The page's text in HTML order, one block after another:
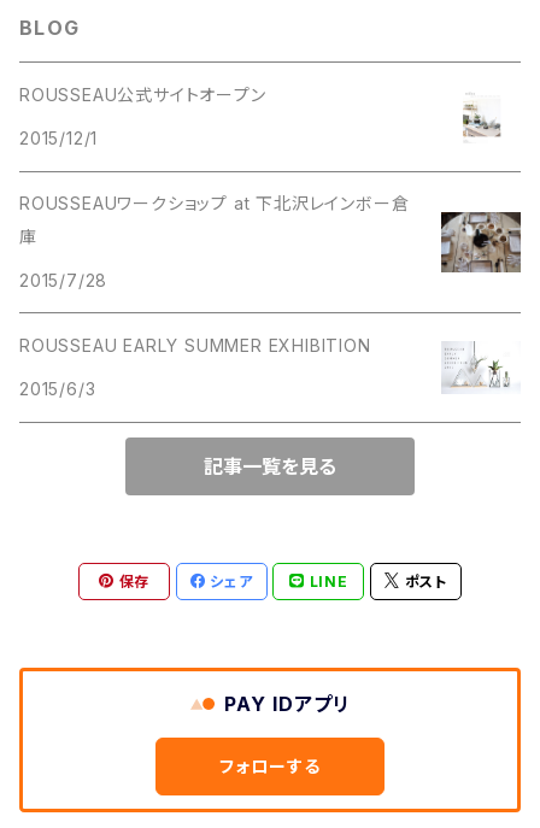
BLOG
ROUSSEAU公式サイトオープン
2015/12/1
ROUSSEAUワークショップ at 下北沢レインボー倉
庫
2015/7/28
ROUSSEAU EARLY SUMMER EXHIBITION
2015/6/3
記事一覧を見る
保存 シェア LINE ポスト
PAY IDアプリ
フォローする